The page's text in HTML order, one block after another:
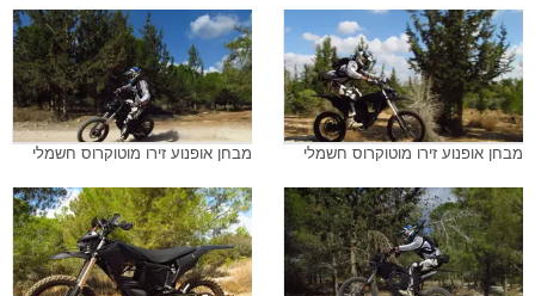
מבחן אופנוע זירו מוטוקרוס חשמלי מבחן אופנוע זירו מוטוקרוס חשמלי